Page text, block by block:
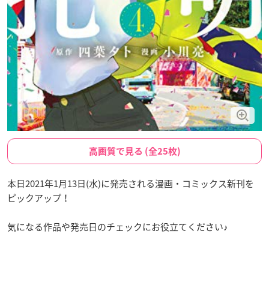
高画質で見る (全25枚)
本日2021年1月13日(水)に発売される漫画・コミックス新刊を
ピックアップ！
気になる作品や発売日のチェックにお役立てください♪